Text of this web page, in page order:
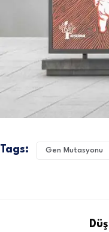
Tags: Gen Mutasyonu